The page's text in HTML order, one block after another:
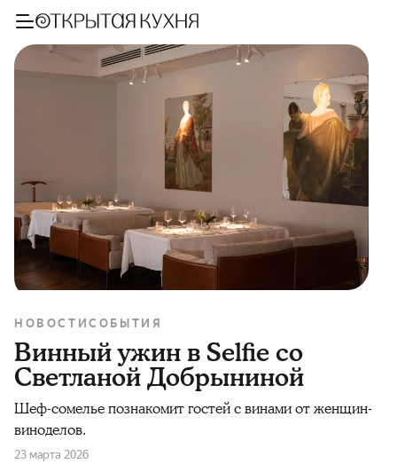
НОВОСТИСОБЫТИЯ
Винный ужин в Selfie со
Светланой Добрыниной
Шеф-сомелье познакомит гостей с винами от женщин-
виноделов.
23 марта 2026